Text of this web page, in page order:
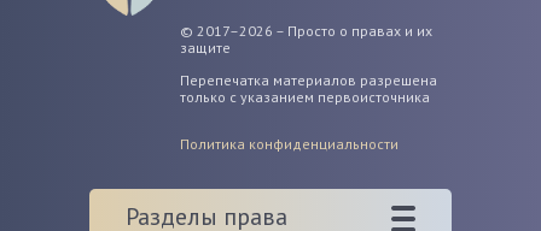
© 2017–2026 – Просто о правах и их
защите
Перепечатка материалов разрешена
только с указанием первоисточника
Политика конфиденциальности
Разделы права